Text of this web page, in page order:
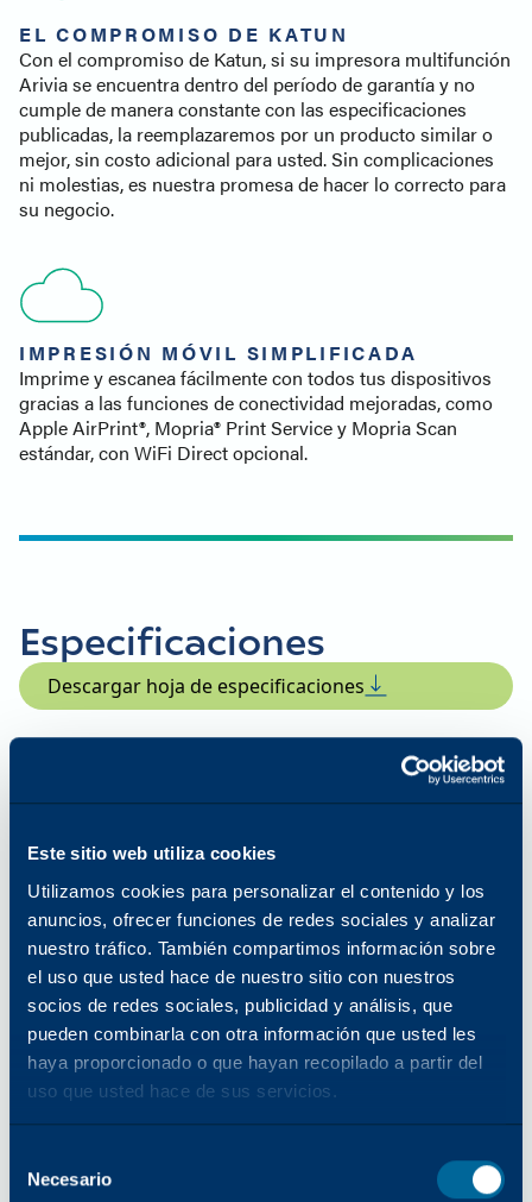
Este sitio web utiliza cookies
Utilizamos cookies para personalizar el contenido y los
anuncios, ofrecer funciones de redes sociales y analizar
nuestro tráfico. También compartimos información sobre
el uso que usted hace de nuestro sitio con nuestros
socios de redes sociales, publicidad y análisis, que
pueden combinarla con otra información que usted les
haya proporcionado o que hayan recopilado a partir del
uso que usted hace de sus servicios.
delNecesario
EL COMPROMISO DE KATUN
Con el compromiso de Katun, si su impresora multifunción
Arivia se encuentra dentro del período de garantía y no
cumple de manera constante con las especificaciones
publicadas, la reemplazaremos por un producto similar o
mejor, sin costo adicional para usted. Sin complicaciones
ni molestias, es nuestra promesa de hacer lo correcto para
su negocio.
IMPRESIÓN MÓVIL SIMPLIFICADA
Imprime y escanea fácilmente con todos tus dispositivos
gracias a las funciones de conectividad mejoradas, como
Apple AirPrint®, Mopria® Print Service y Mopria Scan
estándar, con WiFi Direct opcional.
Especificaciones
Descargar hoja de especificaciones
1200 × 1200 ppp
Capacidad de papel estándar
(Std/Max)
520/5190
Tamaños y gramajes de papel